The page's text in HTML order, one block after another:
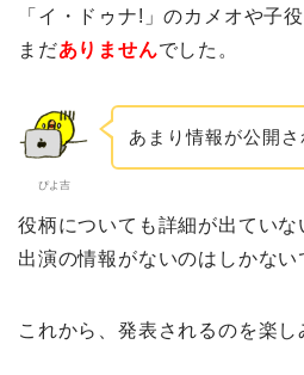
「イ・ドゥナ!」のカメオや子
まだありませんでした。
ぴよ吉
あまり情報が公開
役柄についても詳細が出ていな
出演の情報がないのはしかない
これから、発表されるのを楽し